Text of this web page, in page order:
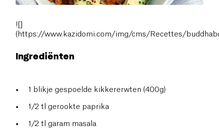
![]
(https://www.kazidomi.com/img/cms/Recettes/
Ingrediënten
1 blikje gespoelde kikkererwten (400g)
1/2 tl gerookte paprika
1/2 tl garam masala